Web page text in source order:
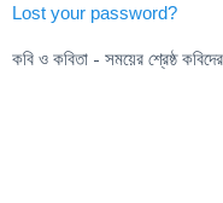
Lost your password?
কবি ও কবিতা - সময়ের শ্রেষ্ঠ